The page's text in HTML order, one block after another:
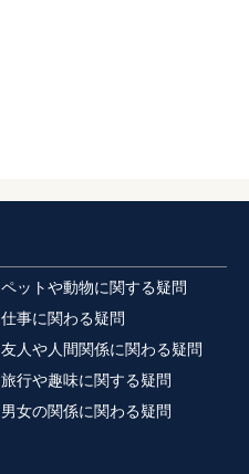
ペットや動物に関する疑問
仕事に関わる疑問
友人や人間関係に関わる疑問
旅行や趣味に関する疑問
男女の関係に関わる疑問